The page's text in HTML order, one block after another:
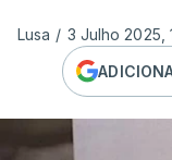
Lusa / 3 Julho 2025,